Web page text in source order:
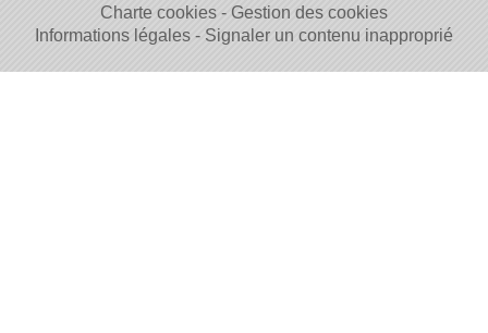
Charte cookies
Gestion des cookies
Informations légales
Signaler un contenu inapproprié